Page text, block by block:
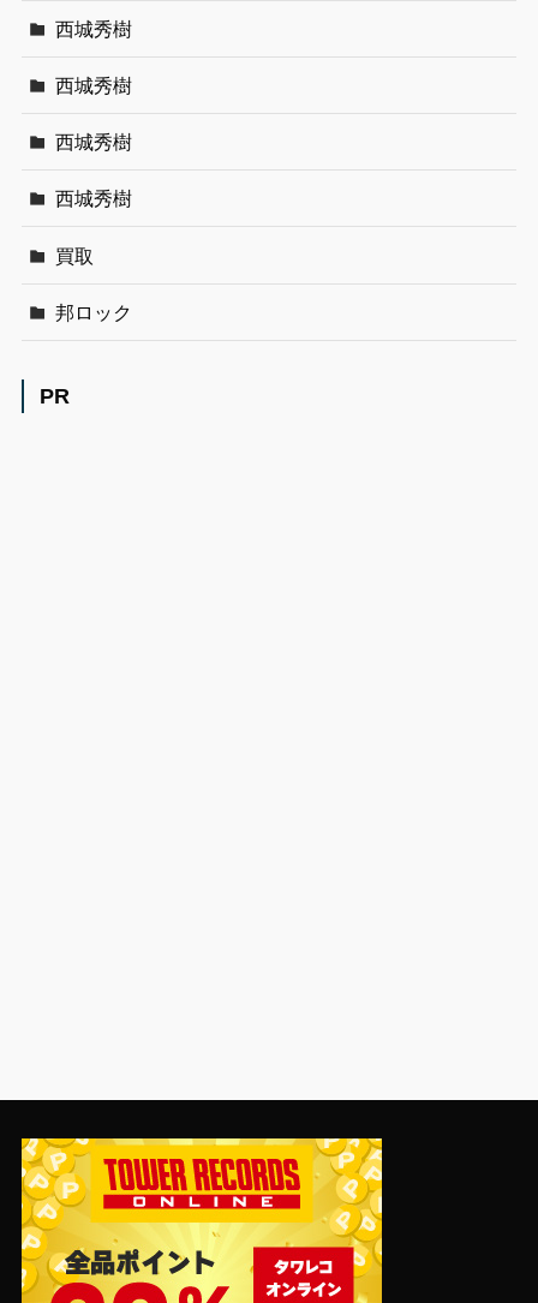
西城秀樹
西城秀樹
西城秀樹
西城秀樹
買取
邦ロック
PR